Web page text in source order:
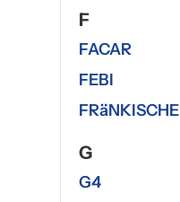
F
FACAR
FEBI
FRäNKISCHE
G
G4